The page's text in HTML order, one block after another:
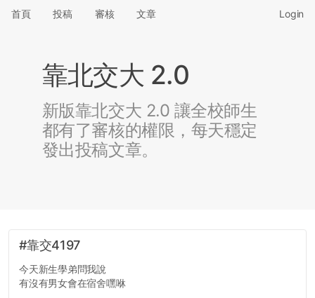
首頁 投稿 審核 文章 Login
靠北交大 2.0
新版靠北交大 2.0 讓全校師生
都有了審核的權限，每天穩定
發出投稿文章。
#靠交4197
今天新生學弟問我說
有沒有男女會在宿舍嘿咻